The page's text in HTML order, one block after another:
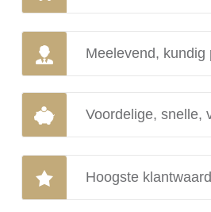
Meelevend, kundig
Voordelige, snelle,
Hoogste